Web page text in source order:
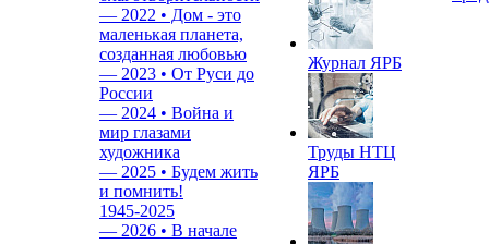
— 2022 • Дом - это
маленькая планета,
созданная любовью
— 2023 • От Руси до
России
— 2024 • Война и
мир глазами
художника
— 2025 • Будем жить
и помнить!
1945-2025
— 2026 • В начале
Журнал ЯРБ
Труды НТЦ
ЯРБ